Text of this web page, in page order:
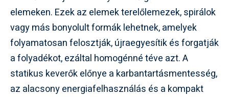
elemeken. Ezek az elemek terelőlemezek, spirálok
vagy más bonyolult formák lehetnek, amelyek
folyamatosan felosztják, újraegyesítik és forgatják
a folyadékot, ezáltal homogénné téve azt. A
statikus keverők előnye a karbantartásmentesség,
az alacsony energiafelhasználás és a kompakt